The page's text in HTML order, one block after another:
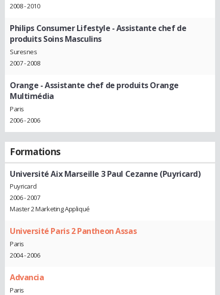
2008 - 2010
Philips Consumer Lifestyle - Assistante chef de
produits Soins Masculins
Suresnes
2007 - 2008
Orange - Assistante chef de produits Orange
Multimédia
Paris
2006 - 2006
Formations
Université Aix Marseille 3 Paul Cezanne (Puyricard)
Puyricard
2006 - 2007
Master 2 Marketing Appliqué
Université Paris 2 Pantheon Assas
Paris
2004 - 2006
Advancia
Paris